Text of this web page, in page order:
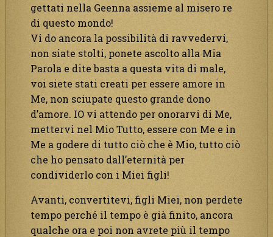
gettati nella Geenna assieme al misero re
di questo mondo!
Vi do ancora la possibilità di ravvedervi,
non siate stolti, ponete ascolto alla Mia
Parola e dite basta a questa vita di male,
voi siete stati creati per essere amore in
Me, non sciupate questo grande dono
d’amore. IO vi attendo per onorarvi di Me,
mettervi nel Mio Tutto, essere con Me e in
Me a godere di tutto ciò che è Mio, tutto ciò
che ho pensato dall’eternità per
condividerlo con i Miei figli!
Avanti, convertitevi, figli Miei, non perdete
tempo perché il tempo è già finito, ancora
qualche ora e poi non avrete più il tempo